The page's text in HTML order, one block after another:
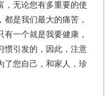
无论您有多重要的使
是我们最大的痛苦，
一个就是我要健康，
惯引发的，因此，注意
了您自己，和家人，珍